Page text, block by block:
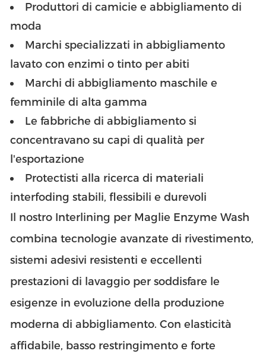
Produttori di camicie e abbigliamento di
moda
Marchi specializzati in abbigliamento
lavato con enzimi o tinto per abiti
Marchi di abbigliamento maschile e
femminile di alta gamma
Le fabbriche di abbigliamento si
concentravano su capi di qualità per
l'esportazione
Protectisti alla ricerca di materiali
interfoding stabili, flessibili e durevoli
Il nostro Interlining per Maglie Enzyme Wash
combina tecnologie avanzate di rivestimento,
sistemi adesivi resistenti e eccellenti
prestazioni di lavaggio per soddisfare le
esigenze in evoluzione della produzione
moderna di abbigliamento. Con elasticità
affidabile, basso restringimento e forte